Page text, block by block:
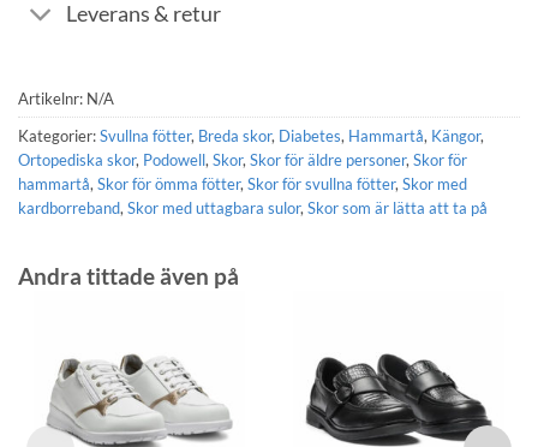
Leverans & retur
Artikelnr: N/A
Kategorier:Svullna fötter, Breda skor, Diabetes, Hammartå, Kängor,
Ortopediska skor, Podowell, Skor, Skor för äldre personer, Skor för
hammartå, Skor för ömma fötter, Skor för svullna fötter, Skor med
kardborreband, Skor med uttagbara sulor, Skor som är lätta att ta på
Andra tittade även på